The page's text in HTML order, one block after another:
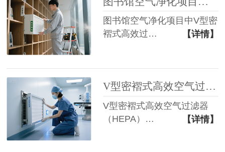
图书馆空气净化项目中V型密
褶式高效过…
【详情】
V型密褶式高效空气过滤器（HEPA）在医疗环境中的应用分析
V型密褶式高效空气过滤器
（HEPA）…
【详情】